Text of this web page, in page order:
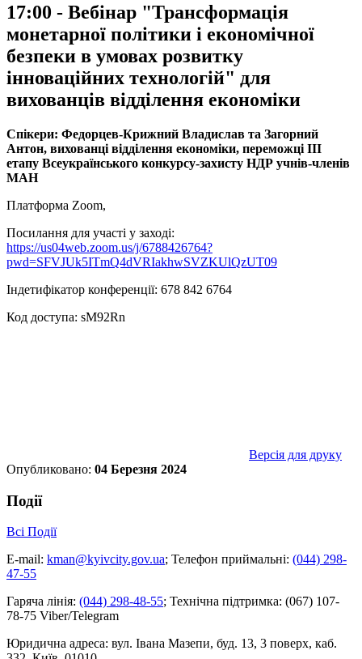
17:00 - Вебінар "Трансформація
монетарної політики і економічної
безпеки в умовах розвитку
інноваційних технологій" для
вихованців відділення економіки
Спікери: Федорцев-Крижний Владислав та Загорний
Антон, вихованці відділення економіки, переможці ІІІ
етапу Всеукраїнського конкурсу-захисту НДР учнів-членів
МАН
Платформа Zoom,
Посилання для участі у заході:
https://us04web.zoom.us/j/6788426764?
pwd=SFVJUk5ITmQ4dVRIakhwSVZKUlQzUT09
Індетифікатор конференції: 678 842 6764
Код доступа: sM92Rn
Версія для друку
Опубликовано: 04 Березня 2024
Події
Всі Події
E-mail: kman@kyivcity.gov.ua; Телефон приймальні: (044) 298-
47-55
Гаряча лінія: (044) 298-48-55; Технічна підтримка: (067) 107-
78-75 Viber/Telegram
Юридична адреса: вул. Івана Мазепи, буд. 13, 3 поверх, каб.